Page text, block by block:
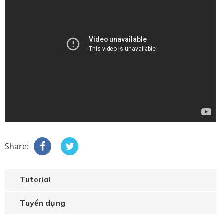
Share:
Tutorial
Tuyển dụng